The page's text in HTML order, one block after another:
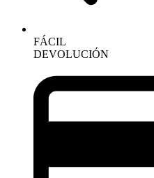
FÁCIL
DEVOLUCIÓN